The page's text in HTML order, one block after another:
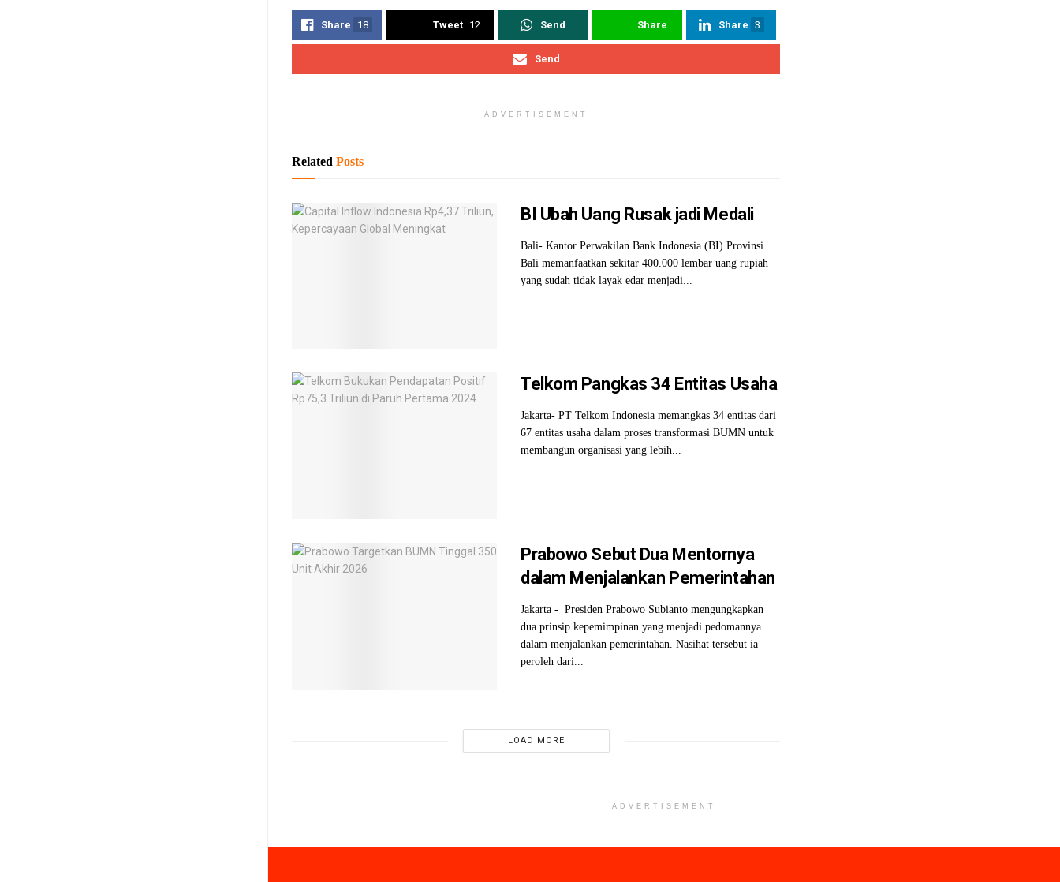
Share 18 Tweet 12 Send Share Share 3
Send
ADVERTISEMENT
Related Posts
BI Ubah Uang Rusak jadi Medali
Bali- Kantor Perwakilan Bank Indonesia (BI) Provinsi
Bali memanfaatkan sekitar 400.000 lembar uang rupiah
yang sudah tidak layak edar menjadi...
Telkom Pangkas 34 Entitas Usaha
Jakarta- PT Telkom Indonesia memangkas 34 entitas dari
67 entitas usaha dalam proses transformasi BUMN untuk
membangun organisasi yang lebih...
Prabowo Sebut Dua Mentornya
dalam Menjalankan Pemerintahan
Jakarta - Presiden Prabowo Subianto mengungkapkan
dua prinsip kepemimpinan yang menjadi pedomannya
dalam menjalankan pemerintahan. Nasihat tersebut ia
peroleh dari...
LOAD MORE
ADVERTISEMENT